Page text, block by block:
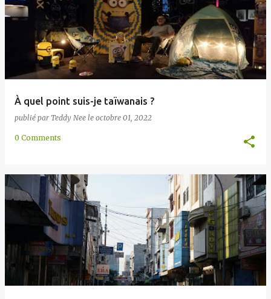
À quel point suis-je taïwanais ?
publié par Teddy Nee le octobre 01, 2022
0 Comments